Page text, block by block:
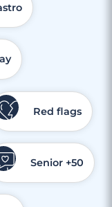
Red flags
Senior +50